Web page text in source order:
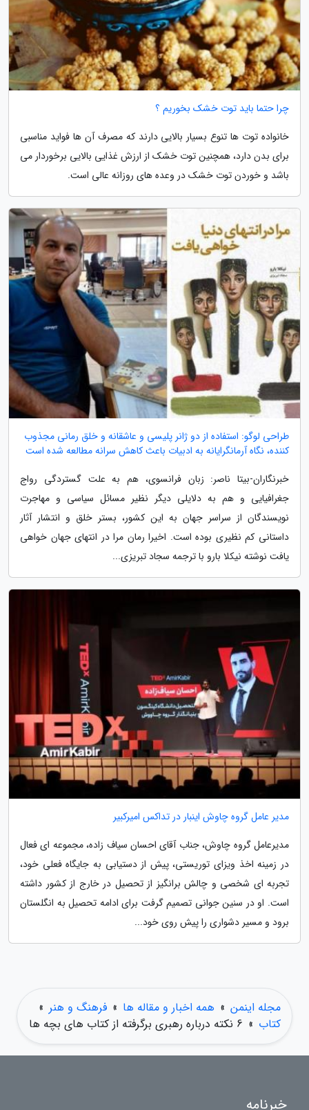
چرا حتما باید توت خشک بخوریم ؟
خانواده توت ها تنوع بسیار بالایی دارند که مصرف آن ها فواید مناسبی
برای بدن دارد، همچنین توت خشک از ارزش غذایی بالایی برخوردار می
باشد و خوردن توت خشک در وعده های روزانه عالی است.
طراحی لوگو: استفاده از دو ژانر پلیسی و عاشقانه و خلق رمانی مجذوب
کننده، نگاه آرمانگرایانه به ادبیات باعث کاهش سرانه مطالعه شده است
خبرنگاران-بیتا ناصر: زبان فرانسوی، هم به علت گستردگی رواج
جغرافیایی و هم به دلایلی دیگر نظیر مسائل سیاسی و مهاجرت
نویسندگان از سراسر جهان به این کشور، بستر خلق و انتشار آثار
داستانی کم نظیری بوده است. اخیرا رمان مرا در انتهای جهان خواهی
یافت نوشته نیکلا بارو با ترجمه سجاد تبریزی...
مدیر عامل گروه چاوش اینبار در تداکس امیرکبیر
مدیرعامل گروه چاوش، جناب آقای احسان سیاف زاده، مجموعه ای فعال
در زمینه اخذ ویزای توریستی، پیش از دستیابی به جایگاه فعلی خود،
تجربه ای شخصی و چالش برانگیز از تحصیل در خارج از کشور داشته
است. او در سنین جوانی تصمیم گرفت برای ادامه تحصیل به انگلستان
برود و مسیر دشواری را پیش روی خود...
مجله اینمن » همه اخبار و مقاله ها » فرهنگ و هنر »
کتاب » 6 نکته درباره رهبری برگرفته از کتاب های بچه ها
خبرنامه